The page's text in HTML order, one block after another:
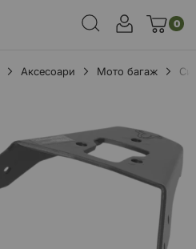
0
Аксесоари Мото багаж